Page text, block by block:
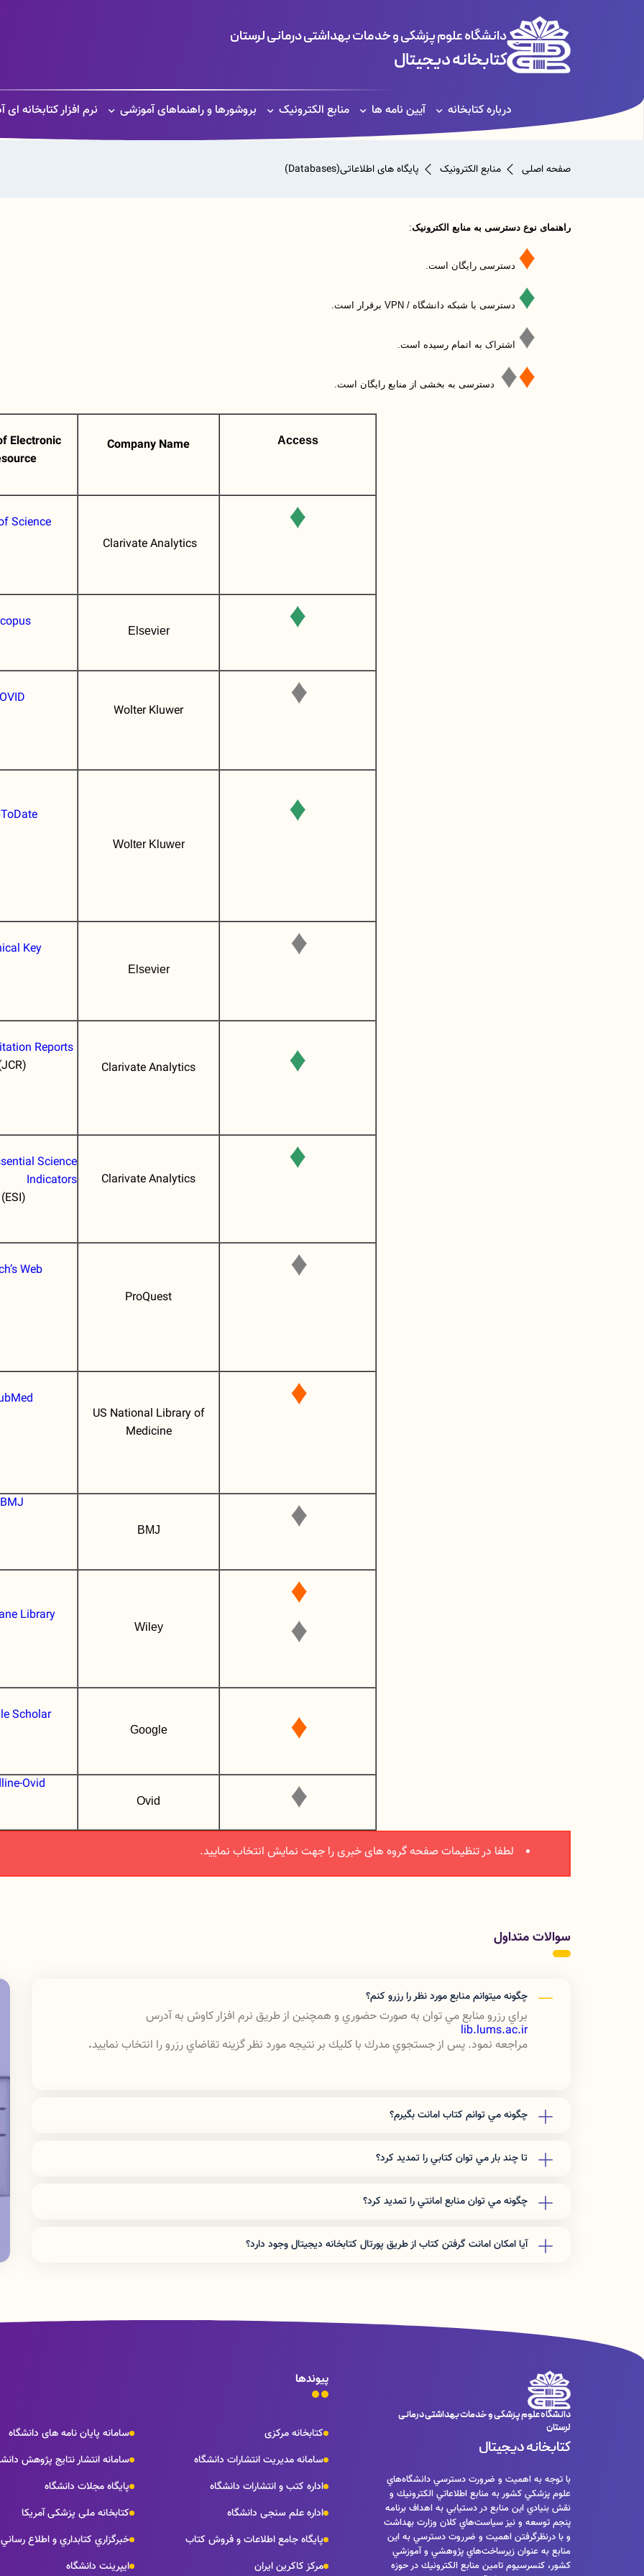
دانشگاه علوم پزشکی و خدمات بهداشتی درمانی لرستان
کتابخانه دیجیتال
درباره کتابخانه آیین نامه ها منابع الکترونیک بروشورها و راهنماهای آموزشی نرم افزار کتابخانه ای
صفحه اصلی منابع الکترونیک پایگاه های اطلاعاتی(Databases)
راهنمای نوع دسترسی به منابع الکترونیک:
♦ دسترسی رایگان است.
♦ دسترسی با شبکه دانشگاه / VPN برقرار است.
♦ اشتراک به اتمام رسیده است.
♦
♦ دسترسی به بخشی از منابع رایگان است.
Access
Company Name
Electronic
♦
Clarivate Analytics
Science
♦
Elsevier
♦
Wolter Kluwer
♦
Wolter Kluwer
♦
Elsevier
Key
♦
Clarivate Analytics
Reports
♦
Clarivate Analytics
Science
Indicators
♦
ProQuest
Web
♦
US National Library of
Medicine
♦
BMJ
BMJ
♦
♦
Wiley
Library
♦
Google
Scholar
♦
Ovid
Ovid
لطفا در تنظیمات صفحه گروه های خبری را جهت نمایش انتخاب نمایید.
سوالات متداول
چگونه ميتوانم منابع مورد نظر را رزرو كنم؟
براي رزرو منابع مي توان به صورت حضوري و همچنين از طريق نرم افزار كاوش به آدرس
lib.lums.ac.ir
مراجعه نمود. پس از جستجوي مدرك با كليك بر نتيجه مورد نظر گزينه تقاضاي رزرو را انتخاب نماييد.
چگونه مي توانم كتاب امانت بگيرم؟
انجام مراحل ثبت نام اطلاعات شما براي كتابخانه ارسال شده و پس از تاييد كتابدار و دريافت شماره
تا چند بار مي توان كتابي را تمديد كرد؟
چگونه مي توان منابع امانتي را تمديد كرد؟
آيا امكان امانت گرفتن كتاب از طريق پورتال كتابخانه ديجيتال وجود دارد؟
دانشگاه علوم پزشکی و خدمات بهداشتی درمانی
لرستان
کتابخانه دیجیتال
با توجه به اهميت و ضرورت دسترسي دانشگاه‌هاي
علوم پزشكي كشور به منابع اطلاعاتي الكترونيك و
نقش بنيادي اين منابع در دستيابي به اهداف برنامه
پنجم توسعه و نيز سياست‌هاي كلان وزارت بهداشت
و با درنظرگرفتن اهميت و ضرروت دسترسي به اين
منابع به عنوان زيرساخت‌هاي پژوهشي و آموزشي
كشور، كنسرسيوم تامين منابع الكترونيك در حوزه
پیوندها
کتابخانه مرکزی
سامانه پایان نامه های دانشگاه
سامانه مدیریت انتشارات دانشگاه
سامانه انتشار نتايج پژوهش
اداره كتب و انتشارات دانشگاه
پایگاه مجلات دانشگاه
اداره علم سنجی دانشگاه
کتابخانه ملی پزشکی آمریکا
پايگاه جامع اطلاعات و فروش كتاب
خبرگزاري كتابداري و اطلاع رساني
مرکز کاکرین ایران
ایپرینت دانشگاه